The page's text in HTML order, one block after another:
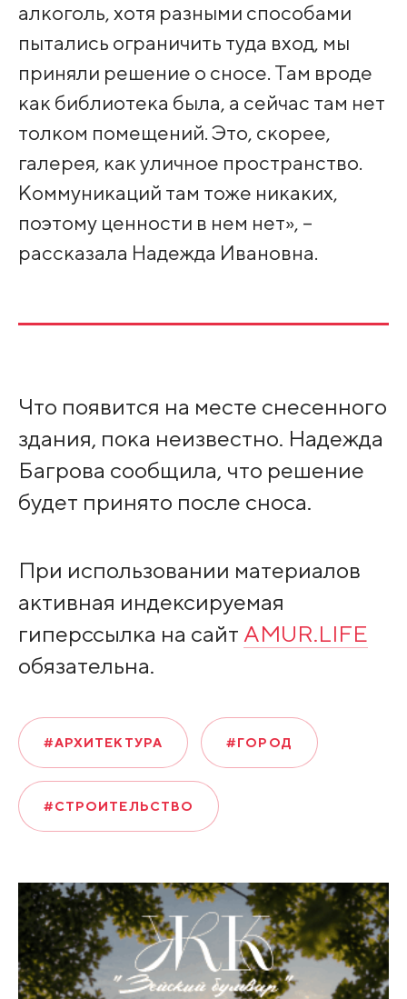
алкоголь, хотя разными способами
пытались ограничить туда вход, мы
приняли решение о сносе. Там вроде
как библиотека была, а сейчас там нет
толком помещений. Это, скорее,
галерея, как уличное пространство.
Коммуникаций там тоже никаких,
поэтому ценности в нем нет», –
рассказала Надежда Ивановна.
Что появится на месте снесенного
здания, пока неизвестно. Надежда
Багрова сообщила, что решение
будет принято после сноса.
При использовании материалов
активная индексируемая
гиперссылка на сайт AMUR.LIFE
обязательна.
#АРХИТЕКТУРА #ГОРОД
#СТРОИТЕЛЬСТВО